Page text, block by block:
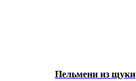
Пельмени из щуки